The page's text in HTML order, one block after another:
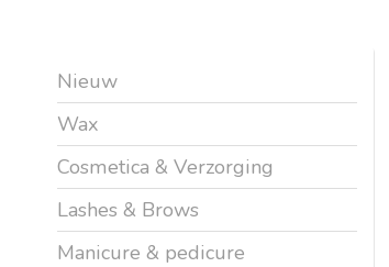
Nieuw
Wax
Cosmetica & Verzorging
Lashes & Brows
Manicure & pedicure